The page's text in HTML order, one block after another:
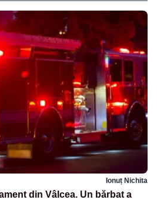
Ionuț Nichita
din Vâlcea. Un bărbat a